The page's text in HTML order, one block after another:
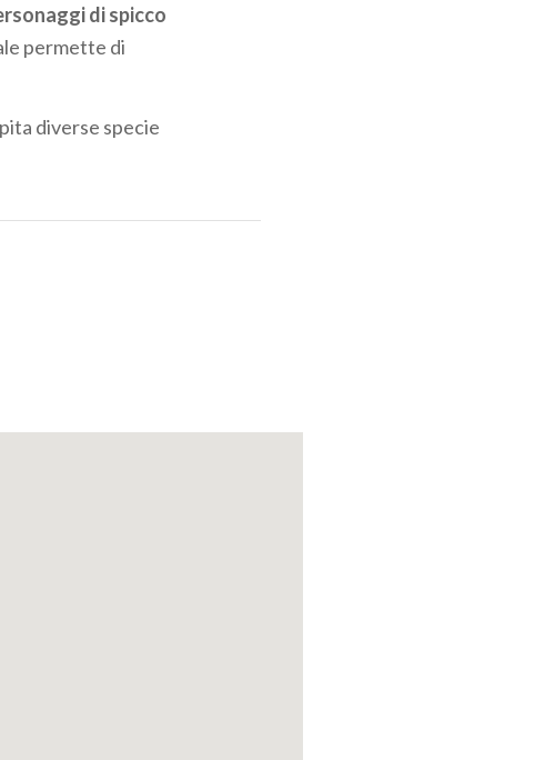
di spicco
permette di
diverse specie